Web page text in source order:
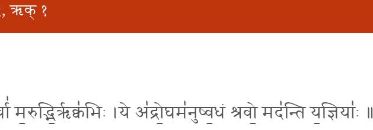
ऋक् १
म॒रुद्भि॒रृक्व॑भिः ।ये अ॑द्रो॒घम॑नुष्व॒धं श्रवो॒ मद॑न्ति य॒ज्ञिया॑ः ॥